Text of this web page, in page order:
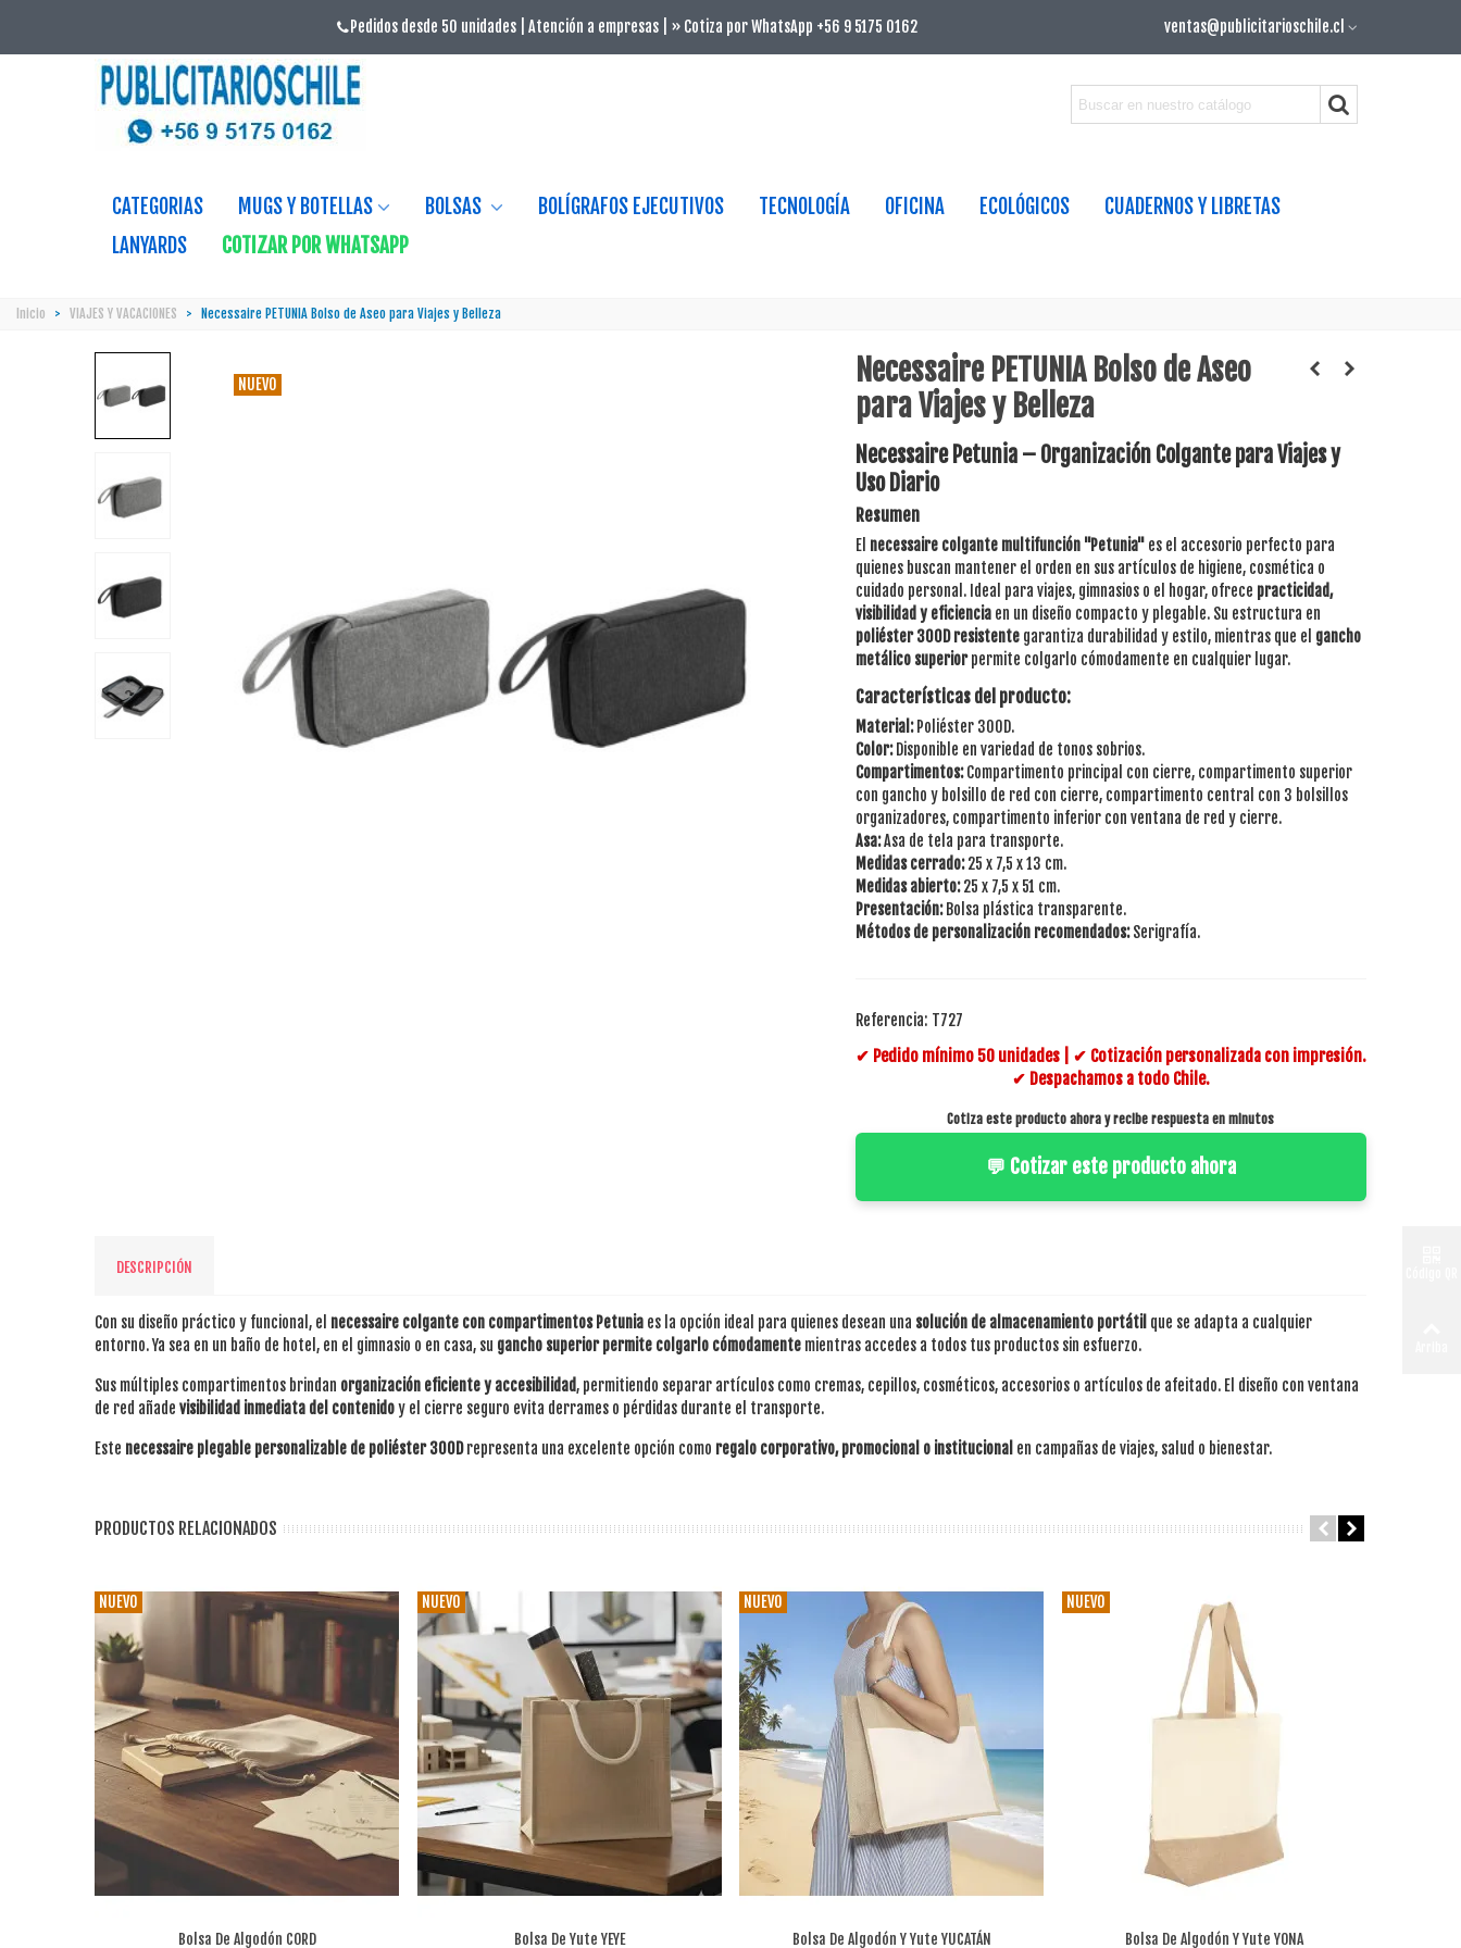
Pedidos desde 50 unidades | Atención a empresas | » Cotiza por WhatsApp +56 9 5175 0162 ventas@publicitarioschile.cl
CATEGORIAS MUGS Y BOTELLAS BOLSAS BOLÍGRAFOS EJECUTIVOS TECNOLOGÍA OFICINA ECOLÓGICOS
CUADERNOS Y LIBRETAS
LANYARDS
COTIZAR POR WHATSAPP
Inicio > VIAJES Y VACACIONES > Necessaire PETUNIA Bolso de Aseo para Viajes y Belleza
NUEVO
Necessaire PETUNIA Bolso de Aseo
para Viajes y Belleza
Necessaire Petunia – Organización Colgante para Viajes y
Uso Diario
Resumen
El necessaire colgante multifunción "Petunia"es el accesorio perfecto para
quienes buscan mantener el orden en sus artículos de higiene, cosmética o
cuidado personal. Ideal para viajes, gimnasios o el hogar, ofrece practicidad,
visibilidad y eficienciaen un diseño compacto y plegable. Su estructura en
poliéster 300D resistentegarantiza durabilidad y estilo, mientras que el gancho
metálico superiorpermite colgarlo cómodamente en cualquier lugar.
Características del producto:
Material:Poliéster 300D.
Color:Disponible en variedad de tonos sobrios.
Compartimentos:Compartimento principal con cierre, compartimento superior
con gancho y bolsillo de red con cierre, compartimento central con 3 bolsillos
organizadores, compartimento inferior con ventana de red y cierre.
Asa:Asa de tela para transporte.
Medidas cerrado:25 x 7,5 x 13 cm.
Medidas abierto:25 x 7,5 x 51 cm.
Presentación:Bolsa plástica transparente.
Métodos de personalización recomendados:Serigrafía.
Referencia: T727
✔ Pedido mínimo 50 unidades | ✔ Cotización personalizada con impresión.
✔ Despachamos a todo Chile.
Cotiza este producto ahora y recibe respuesta en minutos
💬 Cotizar este producto ahora
DESCRIPCIÓN
Con su diseño práctico y funcional, el necessaire colgante con compartimentos Petunia es la opción ideal para quienes desean una solución de almacenamiento portátil que se adapta a cualquier
entorno. Ya sea en un baño de hotel, en el gimnasio o en casa, su gancho superior permite colgarlo cómodamente mientras accedes a todos tus productos sin esfuerzo.
Sus múltiples compartimentos brindan organización eficiente y accesibilidad, permitiendo separar artículos como cremas, cepillos, cosméticos, accesorios o artículos de afeitado. El diseño con ventana
de red añade visibilidad inmediata del contenidoy el cierre seguro evita derrames o pérdidas durante el transporte.
Este necessaire plegable personalizable de poliéster 300Drepresenta una excelente opción como regalo corporativo, promocional o institucional en campañas de viajes, salud o bienestar.
PRODUCTOS RELACIONADOS
NUEVO
Bolsa De Algodón CORD
NUEVO
Bolsa De Yute YEYE
NUEVO
Bolsa De Algodón Y Yute YUCATÁN
NUEVO
Bolsa De Algodón Y Yute YONA